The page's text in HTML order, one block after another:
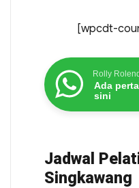
[wpcdt-
Rolly
Ada
sini
Jadwal
Singkawang